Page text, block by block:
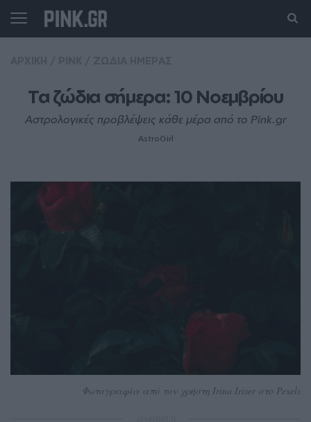
Τα ζώδια σήμερα: 10 Νοεμβρίου
Αστρολογικές προβλέψεις κάθε μέρα από το Pink.gr
AstroGirl
Φωτογραφία από τον χρήστη Irina Iriser στο Pexels